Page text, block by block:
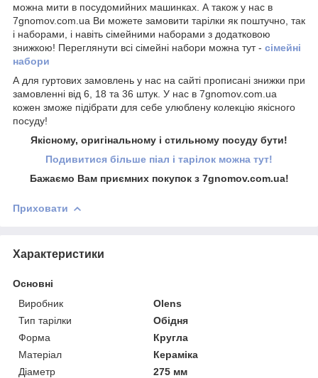
можна мити в посудомийних машинках. А також у нас в
7gnomov.com.ua Ви можете замовити тарілки як поштучно, так
і наборами, і навіть сімейними наборами з додатковою
знижкою! Переглянути всі сімейні набори можна тут - сімейні
набори
А для гуртових замовлень у нас на сайті прописані знижки при
замовленні від 6, 18 та 36 штук. У нас в 7gnomov.com.ua
кожен зможе підібрати для себе улюблену колекцію якісного
посуду!
Якісному, оригінальному і стильному посуду бути!
Подивитися більше піал і тарілок можна тут!
Бажаємо Вам приємних покупок з 7gnomov.com.ua!
Приховати
Характеристики
Основні
Виробник
Olens
Тип тарілки
Обідня
Форма
Кругла
Матеріал
Кераміка
Діаметр
275 мм